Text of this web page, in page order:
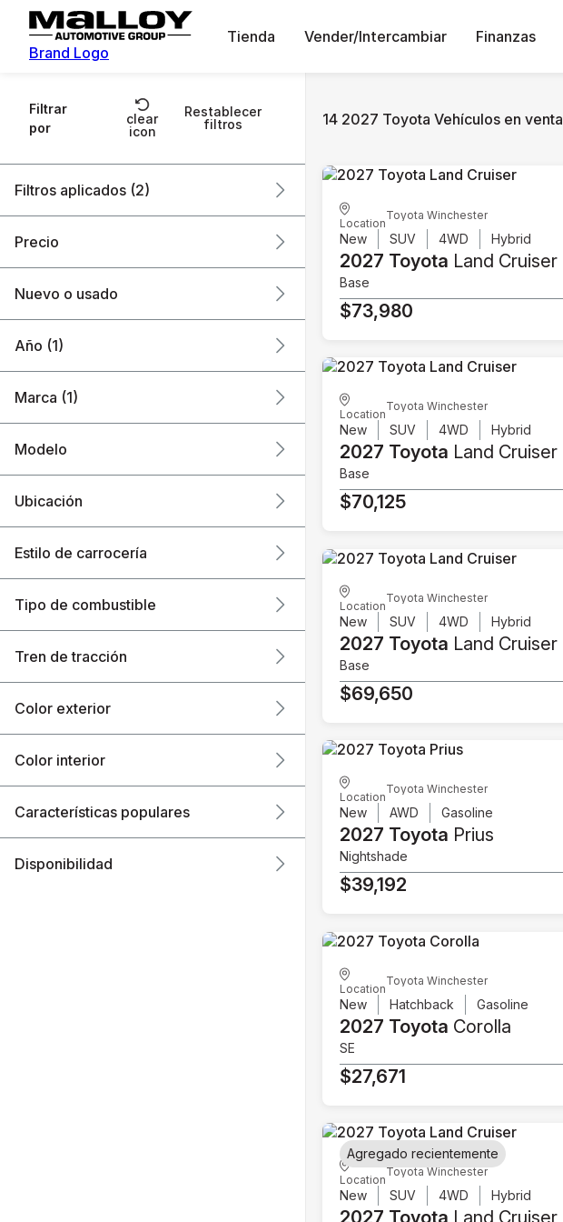
Brand Logo
Tienda Vender/Intercambiar Finanzas
Filtrar
por
clear
icon
Restablecer
filtros
Filtros aplicados (2)
2027
Precio
Nuevo o usado
Año (1)
Marca (1)
Modelo
Ubicación
Estilo de carrocería
Tipo de combustible
Tren de tracción
Color exterior
Color interior
Características populares
Disponibilidad
14 2027 Toyota Vehículos en venta
Location
Toyota Winchester
New SUV 4WD Hybrid
2027 Toyota Land Cruiser
Base
$73,980
Location
Toyota Winchester
New SUV 4WD Hybrid
2027 Toyota Land Cruiser
Base
$70,125
Location
Toyota Winchester
New SUV 4WD Hybrid
2027 Toyota Land Cruiser
Base
$69,650
Location
Toyota Winchester
New AWD Gasoline
2027 Toyota Prius
Nightshade
$39,192
Location
Toyota Winchester
New Hatchback Gasoline
2027 Toyota Corolla
SE
$27,671
Location
Toyota Winchester
New SUV 4WD Hybrid
Agregado recientemente